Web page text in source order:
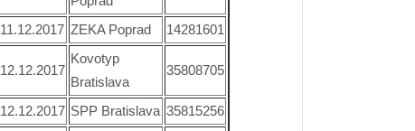
11.12.2017 ZEKA Poprad 14281601
12.12.2017
Kovotyp
Bratislava
35808705
12.12.2017 SPP Bratislava 35815256